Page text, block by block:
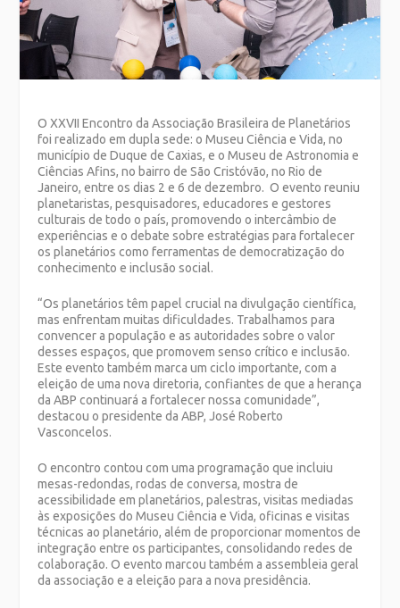
O XXVII Encontro da Associação Brasileira de Planetários
foi realizado em dupla sede: o Museu Ciência e Vida, no
município de Duque de Caxias, e o Museu de Astronomia e
Ciências Afins, no bairro de São Cristóvão, no Rio de
Janeiro, entre os dias 2 e 6 de dezembro. O evento reuniu
planetaristas, pesquisadores, educadores e gestores
culturais de todo o país, promovendo o intercâmbio de
experiências e o debate sobre estratégias para fortalecer
os planetários como ferramentas de democratização do
conhecimento e inclusão social.
“Os planetários têm papel crucial na divulgação científica,
mas enfrentam muitas dificuldades. Trabalhamos para
convencer a população e as autoridades sobre o valor
desses espaços, que promovem senso crítico e inclusão.
Este evento também marca um ciclo importante, com a
eleição de uma nova diretoria, confiantes de que a herança
da ABP continuará a fortalecer nossa comunidade”,
destacou o presidente da ABP, José Roberto
Vasconcelos.
O encontro contou com uma programação que incluiu
mesas-redondas, rodas de conversa, mostra de
acessibilidade em planetários, palestras, visitas mediadas
às exposições do Museu Ciência e Vida, oficinas e visitas
técnicas ao planetário, além de proporcionar momentos de
integração entre os participantes, consolidando redes de
colaboração. O evento marcou também a assembleia geral
daassociaçãoe a eleição para a nova presidência.